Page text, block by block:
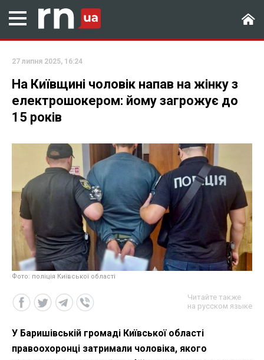
27 липня 2025, 16:24
На Київщині чоловік напав на жінку з
електрошокером: йому загрожує до
15 років
Фото: поліція Київської області
Читайте также
на русском языке
У Баришівській громаді Київської області
правоохоронці затримали чоловіка, якого